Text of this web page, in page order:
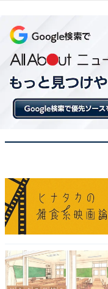
【1月の運勢】おひ
【1月の運勢】おう
【1月の運勢】ふた
【1月の運勢】かに座
【1月の運勢】しし座
【1月の運勢】おとめ
【1月の運勢】てんび
【1月の運勢】いて
【1月の運勢】みず
【1月の運勢】うお座